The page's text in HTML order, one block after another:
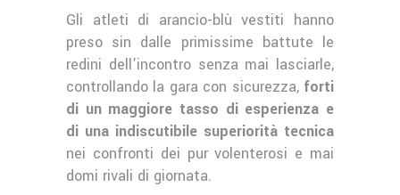
Gli atleti di arancio-blù vestiti hanno
preso sin dalle primissime battute le
redini dell’incontro senza mai lasciarle,
controllando la gara con sicurezza, forti
di un maggiore tasso di esperienza e
di una indiscutibile superiorità tecnica
nei confronti dei pur volenterosi e mai
domi rivali di giornata.